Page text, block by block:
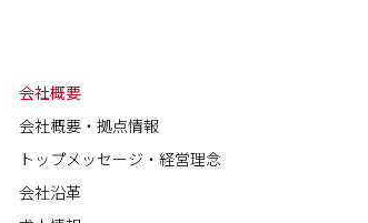
会社概要
会社概要・拠点情報
トップメッセージ・経営理念
会社沿革